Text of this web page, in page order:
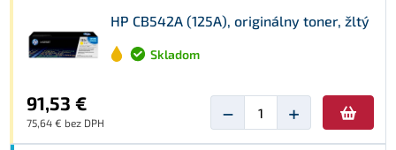
HP CB542A (125A), originálny toner, žltý
Skladom
91,53 €
75,64 € bez DPH − +